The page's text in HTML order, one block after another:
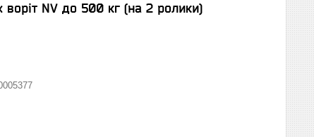
воріт NV до 500 кг (на 2 ролики)